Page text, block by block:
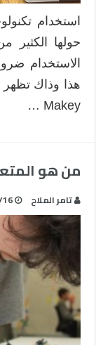
استخدام
حولها الكثير
الاستخدام
Makey …
من هو
تامر الملاح